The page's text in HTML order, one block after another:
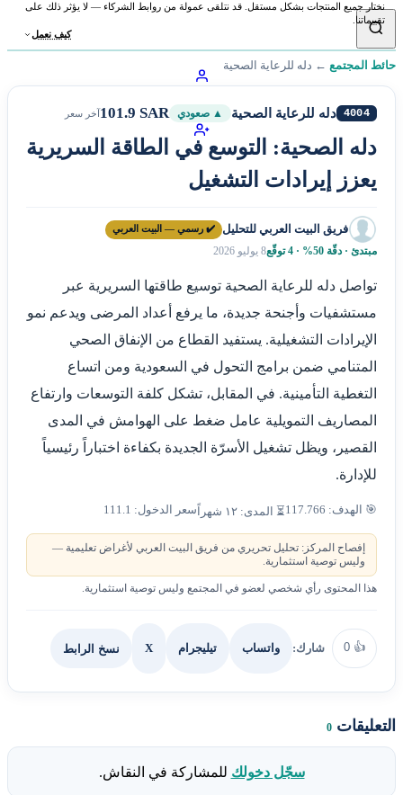
نختار جميع المنتجات بشكل مستقل. قد نتلقى عمولة من روابط الشركاء — لا يؤثر ذلك على
تقييماتنا.
كيف نعمل
حائط المجتمع ← دله للرعاية الصحية
4004 دله للرعاية الصحية ▲ صعودي 101.9 SARآخر سعر
دله الصحية: التوسع في الطاقة السريرية
يعزز إيرادات التشغيل
فريق البيت العربي للتحليل ✔️ رسمي — البيت العربي
مبتدئ · دقّة 50% · 4 توقّع 8 يوليو 2026
تواصل دله للرعاية الصحية توسيع طاقتها السريرية عبر
مستشفيات وأجنحة جديدة، ما يرفع أعداد المرضى ويدعم نمو
الإيرادات التشغيلية. يستفيد القطاع من الإنفاق الصحي
المتنامي ضمن برامج التحول في السعودية ومن اتساع
التغطية التأمينية. في المقابل، تشكل كلفة التوسعات وارتفاع
المصاريف التمويلية عامل ضغط على الهوامش في المدى
القصير، ويظل تشغيل الأسرّة الجديدة بكفاءة اختباراً رئيسياً
للإدارة.
🎯 الهدف: 117.766 ⏳ المدى: ١٢ شهراً سعر الدخول: 111.1
إفصاح المركز: تحليل تحريري من فريق البيت العربي لأغراض تعليمية —
وليس توصية استثمارية.
هذا المحتوى رأي شخصي لعضو في المجتمع وليس توصية استثمارية.
👍
0 شارك: واتساب تيليجرام X نسخ الرابط
التعليقات 0
سجّل دخولك للمشاركة في النقاش.